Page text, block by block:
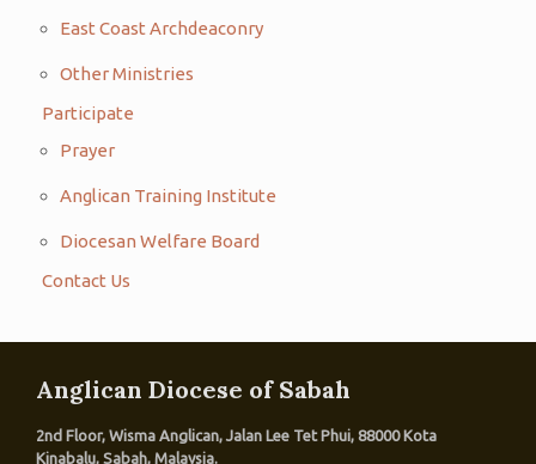
East Coast Archdeaconry
Other Ministries
Participate
Prayer
Anglican Training Institute
Diocesan Welfare Board
Contact Us
Anglican Diocese of Sabah
2nd Floor, Wisma Anglican, Jalan Lee Tet Phui, 88000 Kota
Kinabalu, Sabah, Malaysia.